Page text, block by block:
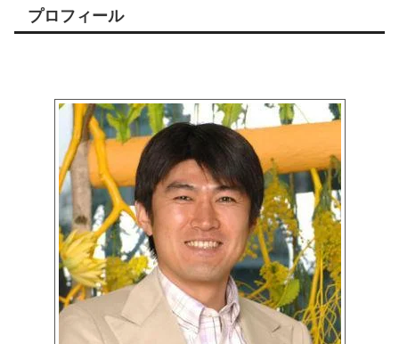
プロフィール